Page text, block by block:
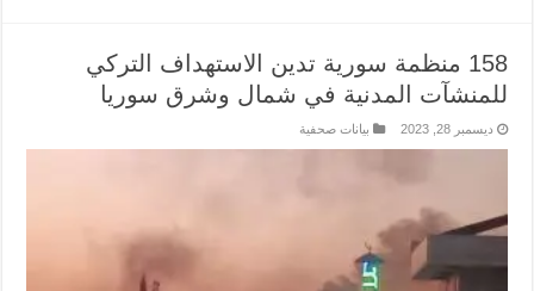
158 منظمة سورية تدين الاستهداف التركي
للمنشآت المدنية في شمال وشرق سوريا
ديسمبر 28, 2023 بيانات صحفية